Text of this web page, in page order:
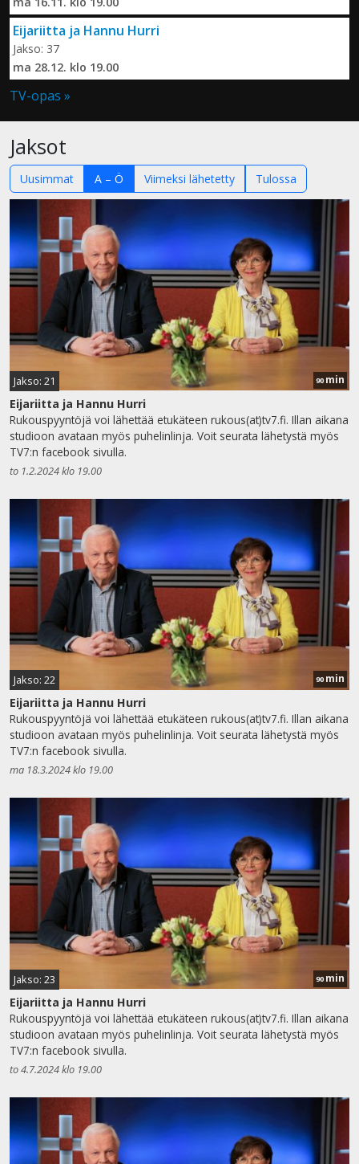
Eijariitta ja Hannu Hurri
Jakso: 37
ma 28.12. klo 19.00
TV-opas »
Jaksot
Uusimmat A – Ö Viimeksi lähetetty Tulossa
Jakso: 21 90 min
Eijariitta ja Hannu Hurri
Rukouspyyntöjä voi lähettää etukäteen rukous(at)tv7.fi. Illan aikana
studioon avataan myös puhelinlinja. Voit seurata lähetystä myös
TV7:n facebook sivulla.
to 1.2.2024 klo 19.00
Jakso: 22 90 min
Eijariitta ja Hannu Hurri
Rukouspyyntöjä voi lähettää etukäteen rukous(at)tv7.fi. Illan aikana
studioon avataan myös puhelinlinja. Voit seurata lähetystä myös
TV7:n facebook sivulla.
ma 18.3.2024 klo 19.00
Jakso: 23 90 min
Eijariitta ja Hannu Hurri
Rukouspyyntöjä voi lähettää etukäteen rukous(at)tv7.fi. Illan aikana
studioon avataan myös puhelinlinja. Voit seurata lähetystä myös
TV7:n facebook sivulla.
to 4.7.2024 klo 19.00